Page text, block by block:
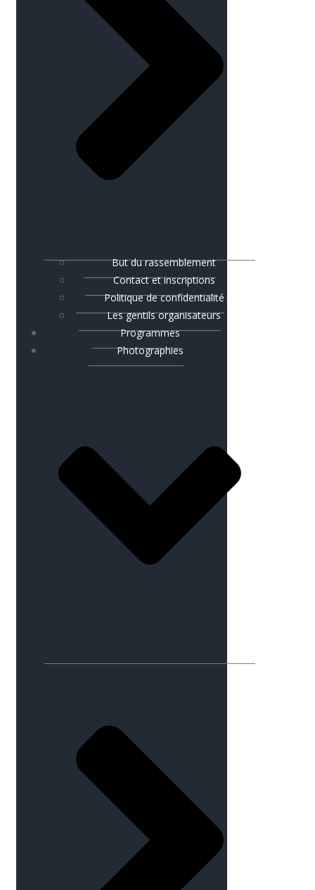
But du rassemblement
Contact et inscriptions
Politique de confidentialité
Les gentils organisateurs
Programmes
Photographies